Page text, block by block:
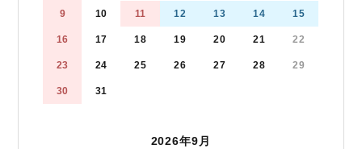
9 10 11 12 13 14 15
16 17 18 19 20 21 22
23 24 25 26 27 28 29
30 31
2026年9月